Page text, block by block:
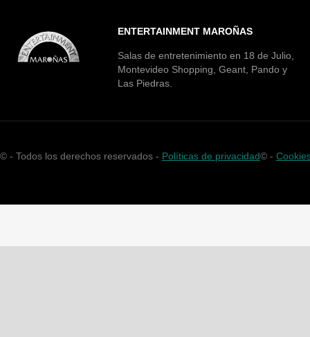
ENTERTAINMENT MAROÑAS
Salas de entretenimiento en 18 de Julio,
Montevideo Shopping, Geant, Pando y
Las Piedras.
© - Todos los derechos reservados - Políticas de privacidad© -